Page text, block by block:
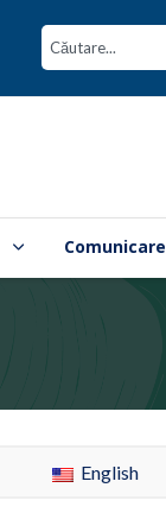
Comunicare
English